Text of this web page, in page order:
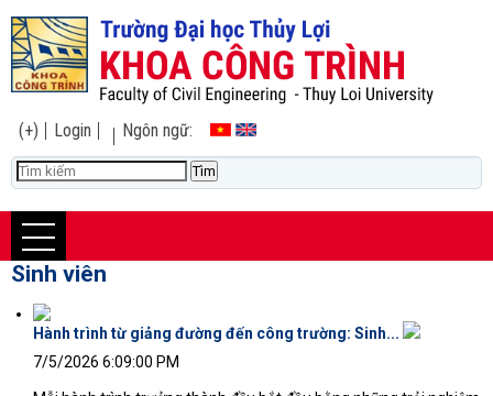
(+) Login Ngôn ngữ:
Sinh viên
Hành trình từ giảng đường đến công trường: Sinh...
7/5/2026 6:09:00 PM